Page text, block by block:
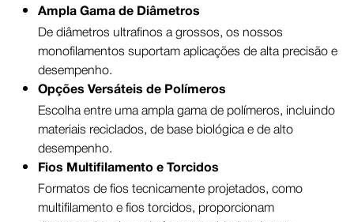
Ampla Gama de Diâmetros
De diâmetros ultrafinos a grossos, os nossos
monofilamentos suportam aplicações de alta precisão e
desempenho.
Opções Versáteis de Polímeros
Escolha entre uma ampla gama de polímeros, incluindo
materiais reciclados, de base biológica e de alto
desempenho.
Fios Multifilamento e Torcidos
Formatos de fios tecnicamente projetados, como
multifilamento e fios torcidos, proporcionam